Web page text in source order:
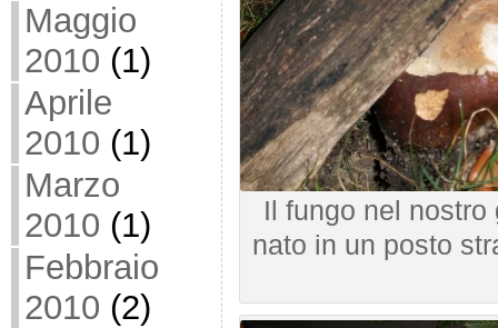
Maggio
2010 (1)
Aprile
2010 (1)
Marzo
2010 (1)
Febbraio
2010 (2)
Il fungo nel
nato in un posto